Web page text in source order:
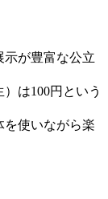
示が豊富な公立
は100円という
を使いながら楽